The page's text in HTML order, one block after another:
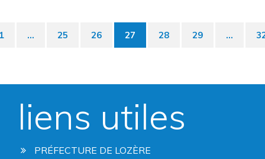
... 25 26 27 28 29 ...
liens utiles
PRÉFECTURE DE LOZÈRE